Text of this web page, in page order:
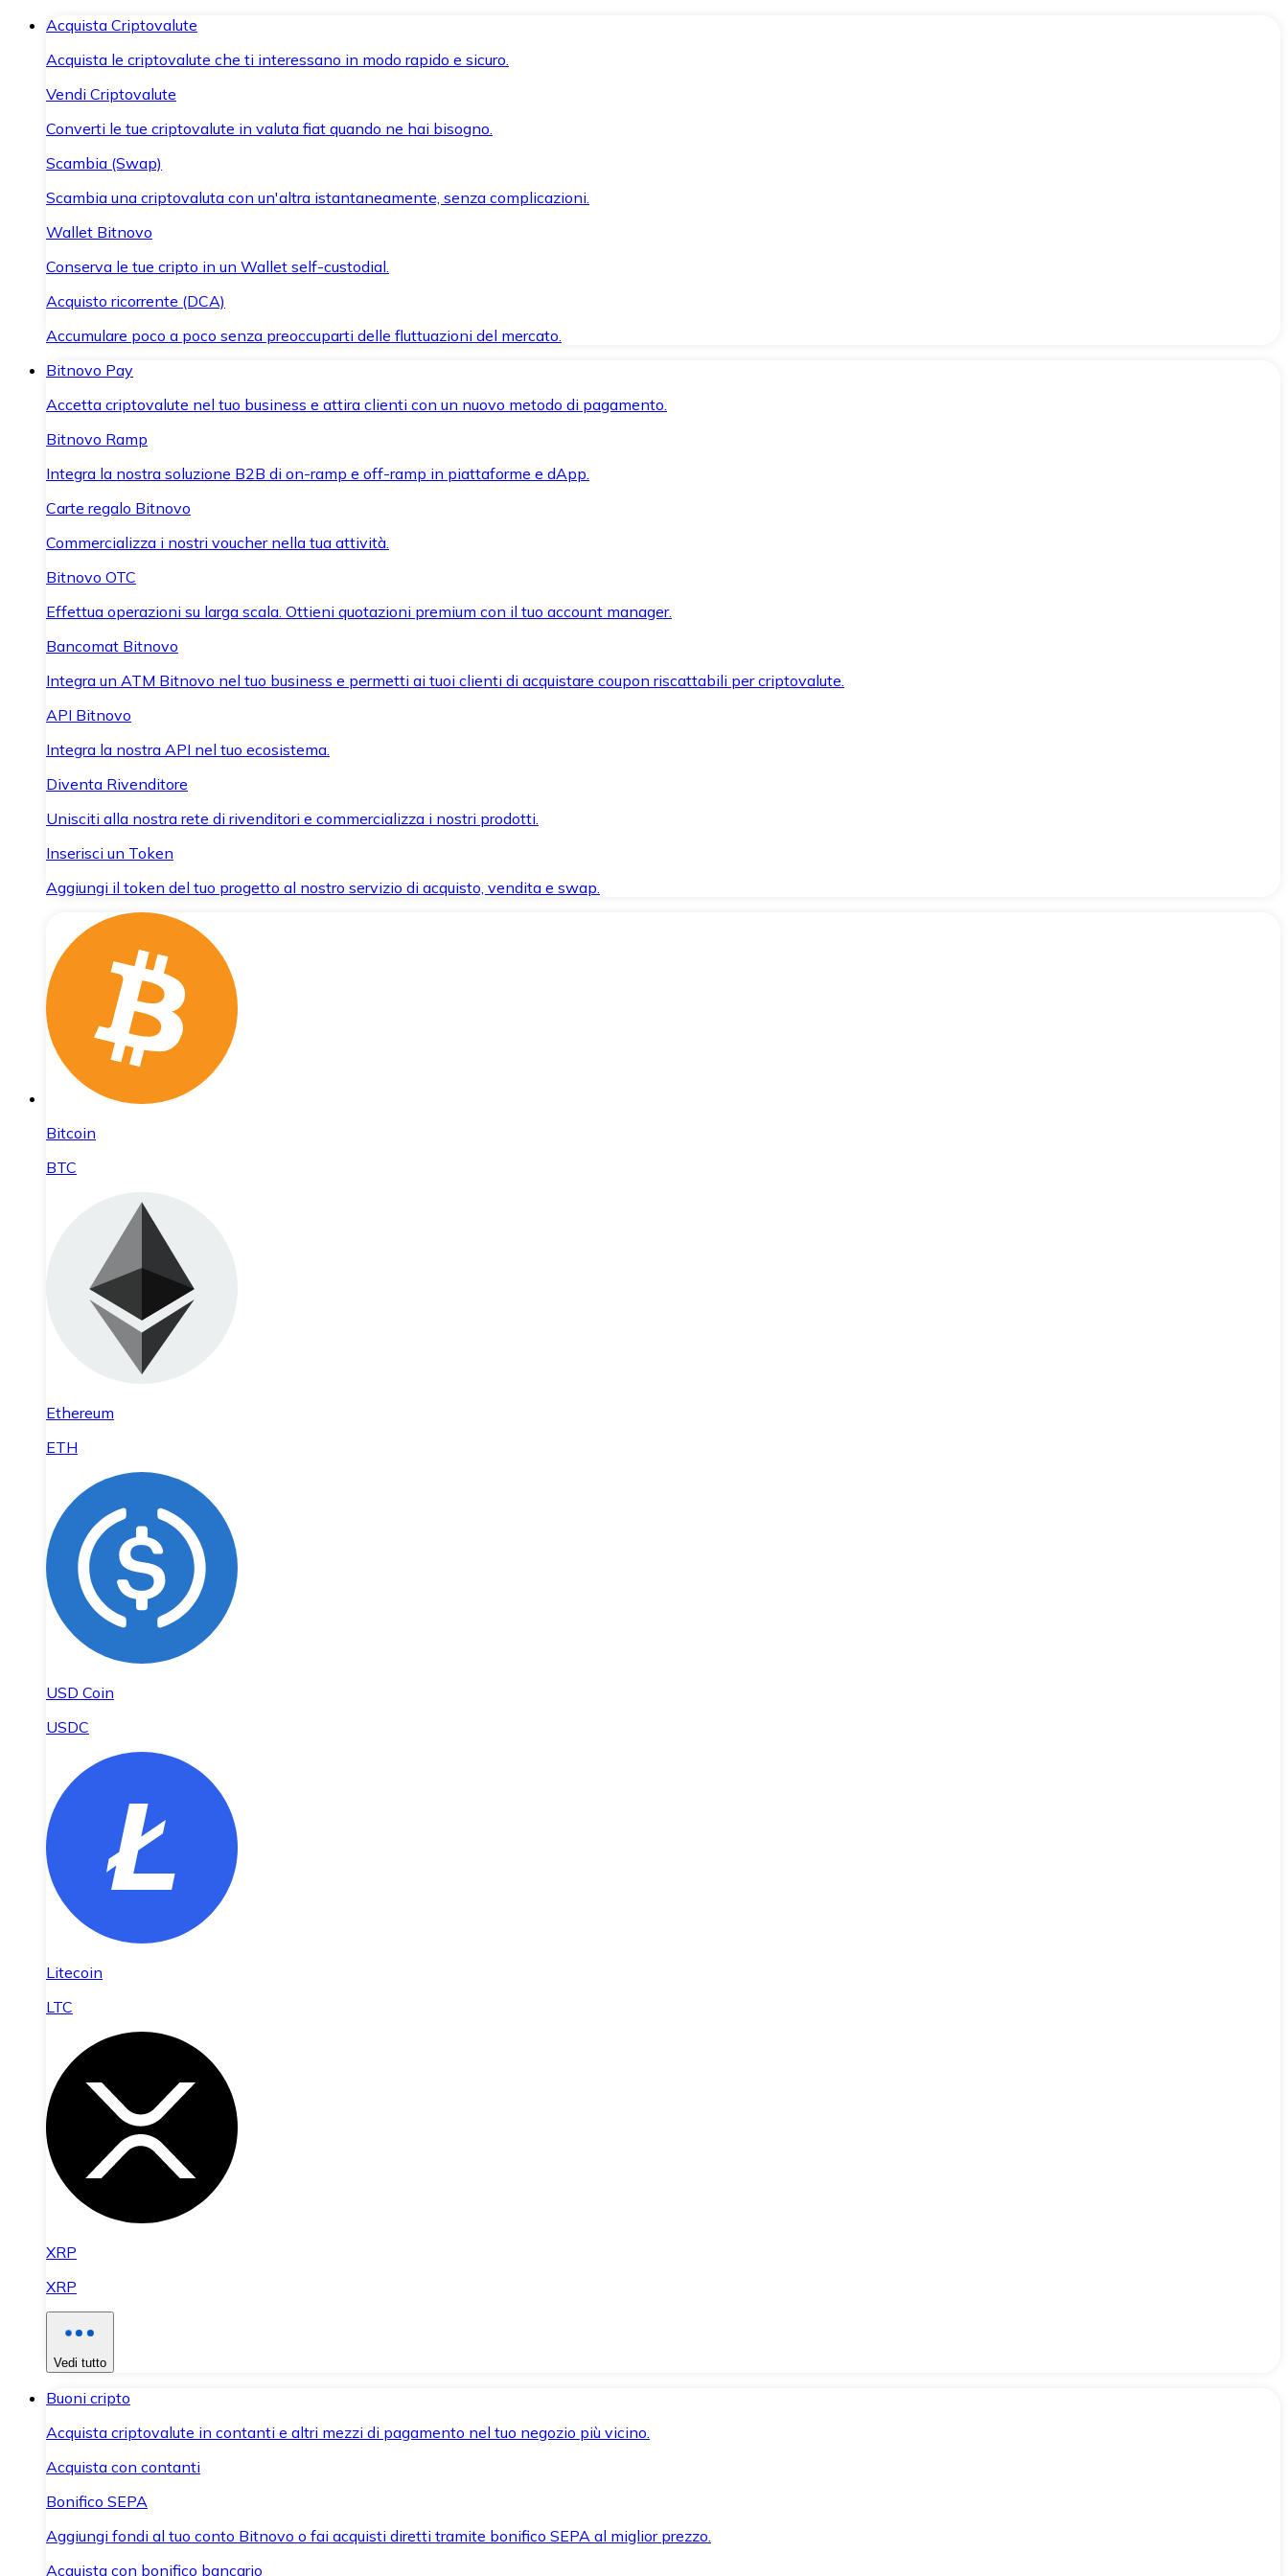
Acquista Criptovalute
Acquista le criptovalute che ti interessano in modo rapido e sicuro.
Vendi Criptovalute
Converti le tue criptovalute in valuta fiat quando ne hai bisogno.
Scambia (Swap)
Scambia una criptovaluta con un'altra istantaneamente, senza complicazioni.
Wallet Bitnovo
Conserva le tue cripto in un Wallet self-custodial.
Acquisto ricorrente (DCA)
Accumulare poco a poco senza preoccuparti delle fluttuazioni del mercato.
Bitnovo Pay
Accetta criptovalute nel tuo business e attira clienti con un nuovo metodo di pagamento.
Bitnovo Ramp
Integra la nostra soluzione B2B di on-ramp e off-ramp in piattaforme e dApp.
Carte regalo Bitnovo
Commercializza i nostri voucher nella tua attività.
Bitnovo OTC
Effettua operazioni su larga scala. Ottieni quotazioni premium con il tuo account manager.
Bancomat Bitnovo
Integra un ATM Bitnovo nel tuo business e permetti ai tuoi clienti di acquistare coupon riscattabili per criptovalute.
API Bitnovo
Integra la nostra API nel tuo ecosistema.
Diventa Rivenditore
Unisciti alla nostra rete di rivenditori e commercializza i nostri prodotti.
Inserisci un Token
Aggiungi il token del tuo progetto al nostro servizio di acquisto, vendita e swap.
Bitcoin
BTC
Ethereum
ETH
USD Coin
USDC
Litecoin
LTC
XRP
XRP
Vedi tutto
Buoni cripto
Acquista criptovalute in contanti e altri mezzi di pagamento nel tuo negozio più vicino.
Acquista con contanti
Bonifico SEPA
Aggiungi fondi al tuo conto Bitnovo o fai acquisti diretti tramite bonifico SEPA al miglior prezzo.
Acquista con bonifico bancario